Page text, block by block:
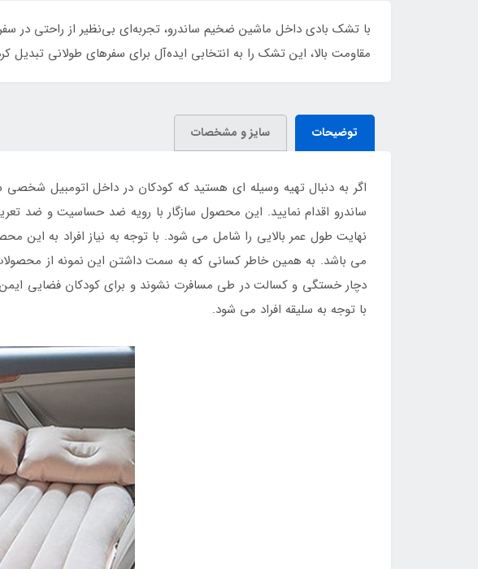
با تشک بادی داخل ماشین ضخیم ساندرو، تجربه‌ای بی‌نظیر از راحتی در
مقاومت بالا، این تشک را به انتخابی ایده‌آل برای سفرهای طولانی
توضیحات سایز و مشخصات
اگر به دنبال تهیه وسیله ای هستید که کودکان در داخل اتومبیل
ساندرو اقدام نمایید. این محصول سازگار با رویه ضد حساسیت و ضد
نهایت طول عمر بالایی را شامل می شود. با توجه به نیاز افراد به این
می باشد. به همین خاطر کسانی که به سمت داشتن این نمونه از
دچار خستگی و کسالت در طی مسافرت نشوند و برای کودکان فضایی
با توجه به سلیقه افراد می شود.